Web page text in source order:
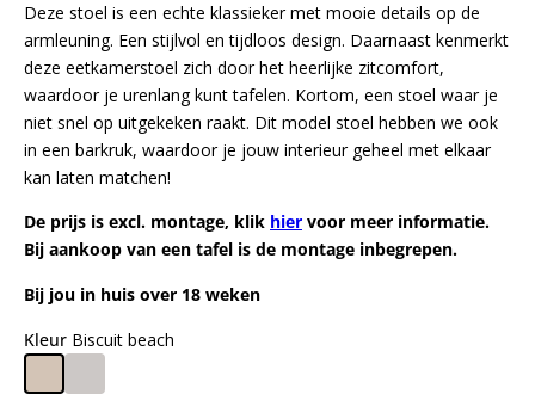
Deze stoel is een echte klassieker met mooie details op de
armleuning. Een stijlvol en tijdloos design. Daarnaast kenmerkt
deze eetkamerstoel zich door het heerlijke zitcomfort,
waardoor je urenlang kunt tafelen. Kortom, een stoel waar je
niet snel op uitgekeken raakt. Dit model stoel hebben we ook
in een barkruk, waardoor je jouw interieur geheel met elkaar
kan laten matchen!
De prijs is excl. montage, klik hier voor meer informatie.
Bij aankoop van een tafel is de montage inbegrepen.
Bij jou in huis over 18 weken
Kleur Biscuit beach